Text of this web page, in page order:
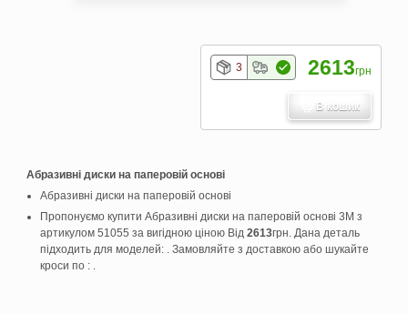
Абразивні диски на паперовій основі
Абразивні диски на паперовій основі
Пропонуємо купити Абразивні диски на паперовій основі 3M з
артикулом 51055 за вигідною ціною Від 2613грн. Дана деталь
підходить для моделей: . Замовляйте з доставкою або шукайте
кроси по : .
3 2613грн
В кошик